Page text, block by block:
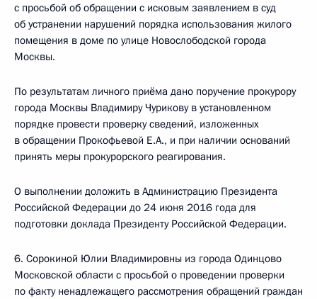
с просьбой об обращении с исковым заявлением в суд
об устранении нарушений порядка использования жилого
помещения в доме по улице Новослободской города
Москвы.
По результатам личного приёма дано поручение прокурору
города Москвы Владимиру Чурикову в установленном
порядке провести проверку сведений, изложенных
в обращении Прокофьевой Е.А., и при наличии оснований
принять меры прокурорского реагирования.
О выполнении доложить в Администрацию Президента
Российской Федерации до 24 июня 2016 года для
подготовки доклада Президенту Российской Федерации.
6. Сорокиной Юлии Владимировны из города Одинцово
Московской области с просьбой о проведении проверки
по факту ненадлежащего рассмотрения обращений граждан